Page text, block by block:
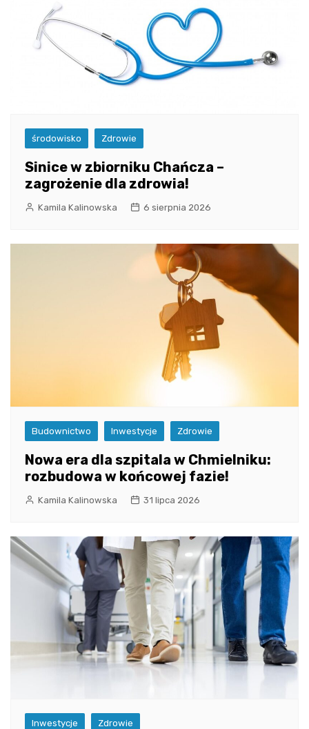
środowisko Zdrowie
Sinice w zbiorniku Chańcza –
zagrożenie dla zdrowia!
Kamila Kalinowska 6 sierpnia 2026
Budownictwo Inwestycje Zdrowie
Nowa era dla szpitala w Chmielniku:
rozbudowa w końcowej fazie!
Kamila Kalinowska 31 lipca 2026
Inwestycje Zdrowie